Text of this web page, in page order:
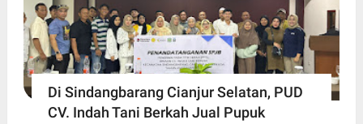
Di Sindangbarang Cianjur Selatan, PUD
CV. Indah Tani Berkah Jual Pupuk